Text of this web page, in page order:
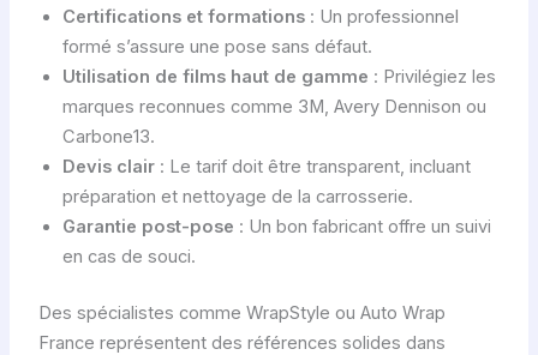
Certifications et formations: Un professionnel
formé s’assure une pose sans défaut.
Utilisation de films haut de gamme : Privilégiez les
marques reconnues comme 3M, Avery Dennison ou
Carbone13.
Devis clair: Le tarif doit être transparent, incluant
préparation et nettoyage de la carrosserie.
Garantie post-pose : Un bon fabricant offre un suivi
en cas de souci.
Des spécialistes comme WrapStyle ou Auto Wrap
France représentent des références solides dans